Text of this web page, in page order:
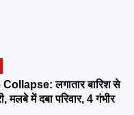
लगातार बारिश से
मलबे में दबा परिवार, 4 गंभीर